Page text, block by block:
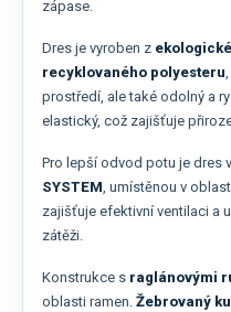
zápase.
Dres je vyroben z
recyklovaného polyesteru
prostředí, ale také odolný a
elastický, což zajišťuje
Pro lepší odvod potu je dres
SYSTEM, umístěnou v
zajišťuje efektivní ventilaci a
zátěži.
Konstrukce s raglánovými
oblasti ramen. Žebrovaný